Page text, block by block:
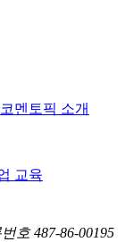
코멘토픽 소개
교육
호 487-86-00195